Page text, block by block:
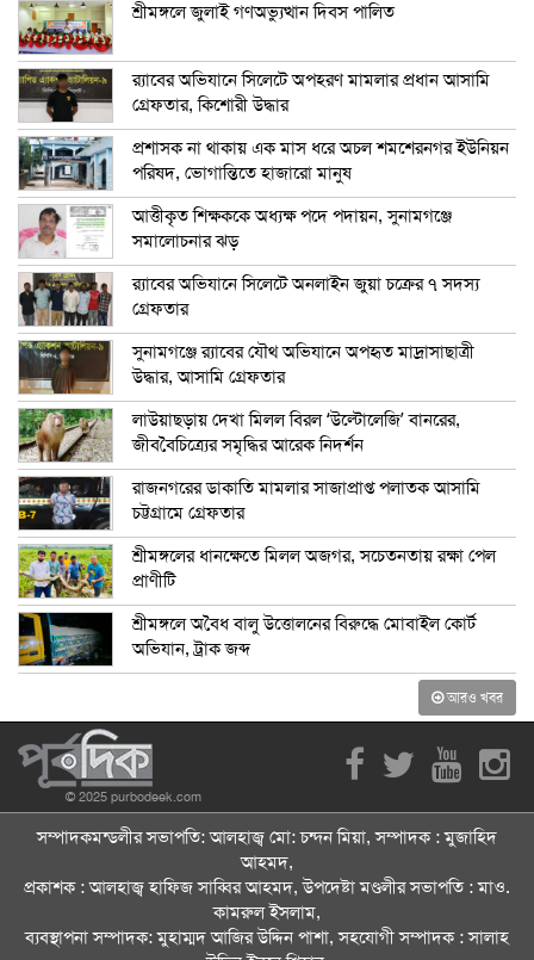
শ্রীমঙ্গলে জুলাই গণঅভ্যুত্থান দিবস পালিত
র‍্যাবের অভিযানে সিলেটে অপহরণ মামলার প্রধান আসামি
গ্রেফতার, কিশোরী উদ্ধার
প্রশাসক না থাকায় এক মাস ধরে অচল শমশেরনগর ইউনিয়ন
পরিষদ, ভোগান্তিতে হাজারো মানুষ
আত্তীকৃত শিক্ষককে অধ্যক্ষ পদে পদায়ন, সুনামগঞ্জে
সমালোচনার ঝড়
র‍্যাবের অভিযানে সিলেটে অনলাইন জুয়া চক্রের ৭ সদস্য
গ্রেফতার
সুনামগঞ্জে র‍্যাবের যৌথ অভিযানে অপহৃত মাদ্রাসাছাত্রী
উদ্ধার, আসামি গ্রেফতার
লাউয়াছড়ায় দেখা মিলল বিরল ‘উল্টোলেজি’ বানরের,
জীববৈচিত্র্যের সমৃদ্ধির আরেক নিদর্শন
রাজনগরের ডাকাতি মামলার সাজাপ্রাপ্ত পলাতক আসামি
চট্টগ্রামে গ্রেফতার
শ্রীমঙ্গলের ধানক্ষেতে মিলল অজগর, সচেতনতায় রক্ষা পেল
প্রাণীটি
শ্রীমঙ্গলে অবৈধ বালু উত্তোলনের বিরুদ্ধে মোবাইল কোর্ট
অভিযান, ট্রাক জব্দ
আরও খবর
© 2025 purbodeek.com
সম্পাদকমন্ডলীর সভাপতি: আলহাজ্ব মো: চন্দন মিয়া, সম্পাদক : মুজাহিদ
আহমদ,
প্রকাশক : আলহাজ্ব হাফিজ সাব্বির আহমদ, উপদেষ্টা মণ্ডলীর সভাপতি : মাও.
কামরুল ইসলাম,
ব্যবস্থাপনা সম্পাদক: মুহাম্মদ আজির উদ্দিন পাশা, সহযোগী সম্পাদক : সালাহ